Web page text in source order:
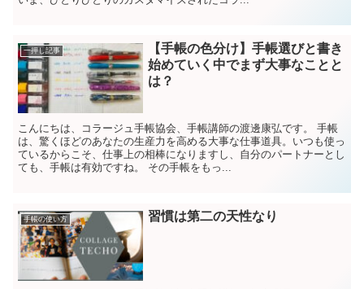
一押し記事
【手帳の色分け】手帳選びと書き
始めていく中でまず大事なことと
は？
こんにちは、コラージュ手帳協会、手帳講師の渡邊康弘です。 手帳
は、驚くほどのあなたの生産力を高める大事な仕事道具。いつも使っ
ているからこそ、仕事上の相棒になりますし、自分のパートナーとし
ても、手帳は有効ですね。 その手帳をもっ...
手帳の使い方 習慣は第二の天性なり